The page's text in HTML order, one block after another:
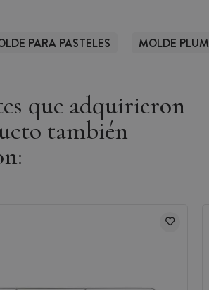
PARA PASTELES MOLDE
que adquirieron
también